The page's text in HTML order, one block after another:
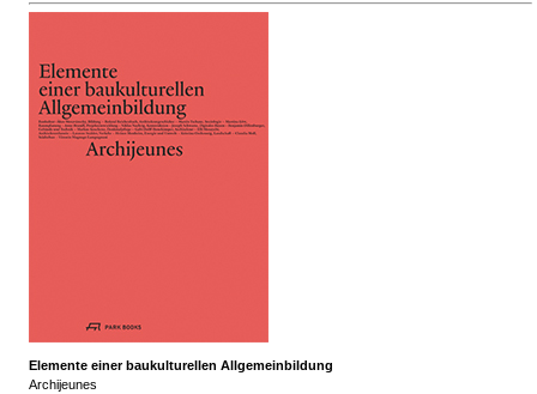
Elemente einer baukulturellen Allgemeinbildung
Archijeunes